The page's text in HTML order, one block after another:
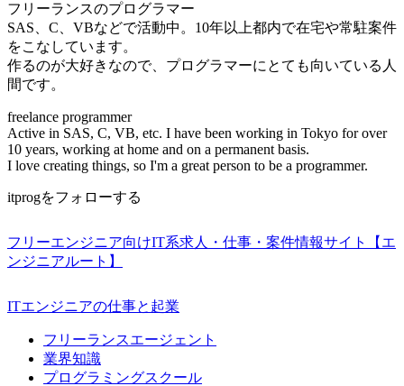
フリーランスのプログラマー
SAS、C、VBなどで活動中。10年以上都内で在宅や常駐案件
をこなしています。
作るのが大好きなので、プログラマーにとても向いている人
間です。
freelance programmer
Active in SAS, C, VB, etc. I have been working in Tokyo for over
10 years, working at home and on a permanent basis.
I love creating things, so I'm a great person to be a programmer.
itprogをフォローする
フリーエンジニア向けIT系求人・仕事・案件情報サイト【エ
ンジニアルート】
ITエンジニアの仕事と起業
フリーランスエージェント
業界知識
プログラミングスクール